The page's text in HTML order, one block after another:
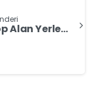
Bahçelievler Laptop Alan Yerler – İstanbul – Nakit Laptop Satın